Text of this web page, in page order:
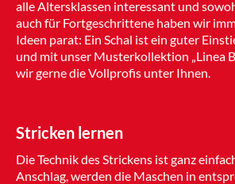
alle Altersklassen interessant und
auch für Fortgeschrittene haben wir
Ideen parat: Ein Schal ist ein guter
und mit unser Musterkollektion „Linea
wir gerne die Vollprofis unter Ihnen.
Stricken lernen
Die Technik des Strickens ist ganz
Anschlag, werden die Maschen in